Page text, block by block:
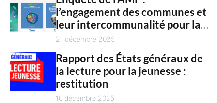
c
h
l’engagement des communes et
leur intercommunalité pour la
culture en 2025
21 décembre 2025
Rapport des États généraux de
la lecture pour la jeunesse :
restitution
10 décembre 2025